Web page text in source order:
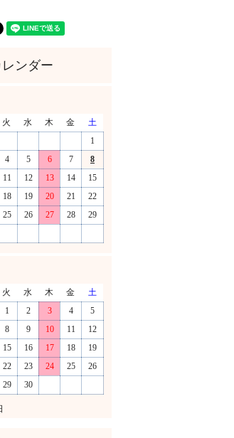
火 水 木 金
土
1
4 5 6 7
8
11 12 13 14
15
18 19 20 21
22
25 26 27 28
29
火 水 木 金
土
1
2 3 4
5
8 9 10 11
12
15 16 17 18
19
22 23 24 25
26
29 30